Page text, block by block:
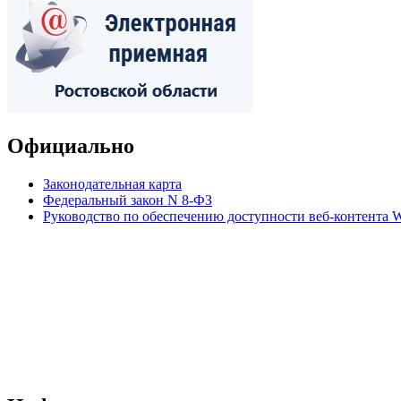
Официально
Законодательная карта
Федеральный закон N 8-ФЗ
Руководство по обеспечению доступности веб-контента